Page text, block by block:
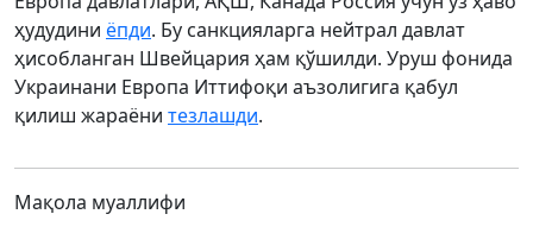
ҳудудини ёпди. Бу санкцияларга нейтрал давлат
ҳисобланган Швейцария ҳам қўшилди. Уруш фонида
Украинани Европа Иттифоқи аъзолигига қабул
қилиш жараёни тезлашди.
Мақола муаллифи